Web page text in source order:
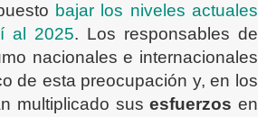
bajar los niveles actuales
al 2025. Los responsables de
nacionales e internacionales
de esta preocupación y, en los
multiplicado susesfuerzos en